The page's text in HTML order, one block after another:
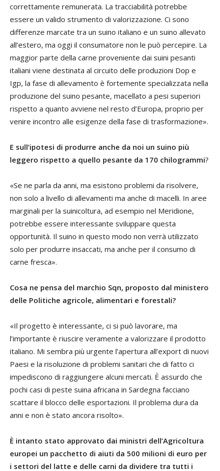
correttamente remunerata. La tracciabilità potrebbe
essere un valido strumento di valorizzazione. Ci sono
differenze marcate tra un suino italiano e un suino allevato
all’estero, ma oggi il consumatore non le può percepire. La
maggior parte della carne proveniente dai suini pesanti
italiani viene destinata al circuito delle produzioni Dop e
Igp, la fase di allevamento è fortemente specializzata nella
produzione del suino pesante, macellato a pesi superiori
rispetto a quanto avviene nel resto d’Europa, proprio per
venire incontro alle esigenze della fase di trasformazione».
E sull’ipotesi di produrre anche da noi un suino più
leggero rispetto a quello pesante da 170 chilogrammi?
«Se ne parla da anni, ma esistono problemi da risolvere,
non solo a livello di allevamenti ma anche di macelli. In aree
marginali per la suinicoltura, ad esempio nel Meridione,
potrebbe essere interessante sviluppare questa
opportunità. Il suino in questo modo non verrà utilizzato
solo per produrre insaccati, ma anche per il consumo di
carne fresca».
Cosa ne pensa del marchio Sqn, proposto dal ministero
delle Politiche agricole, alimentari e forestali?
«Il progetto è interessante, ci si può lavorare, ma
l’importante è riuscire veramente a valorizzare il prodotto
italiano. Mi sembra più urgente l’apertura all’export di nuovi
Paesi e la risoluzione di problemi sanitari che di fatto ci
impediscono di raggiungere alcuni mercati. È assurdo che
pochi casi di peste suina africana in Sardegna facciano
scattare il blocco delle esportazioni. Il problema dura da
anni e non è stato ancora risolto».
È intanto stato approvato dai ministri dell’Agricoltura
europei un pacchetto di aiuti da 500 milioni di euro per
i settori del latte e delle carni da dividere tra tutti i